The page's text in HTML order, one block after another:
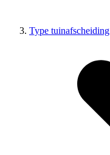
Type tuinafscheiding